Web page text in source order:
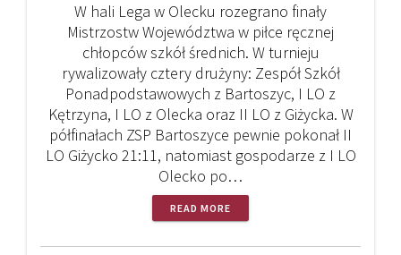
W hali Lega w Olecku rozegrano finały
Mistrzostw Województwa w piłce ręcznej
chłopców szkół średnich. W turnieju
rywalizowały cztery drużyny: Zespół Szkół
Ponadpodstawowych z Bartoszyc, I LO z
Kętrzyna, I LO z Olecka oraz II LO z Giżycka. W
półfinałach ZSP Bartoszyce pewnie pokonał II
LO Giżycko 21:11, natomiast gospodarze z I LO
Olecko po…
READ MORE